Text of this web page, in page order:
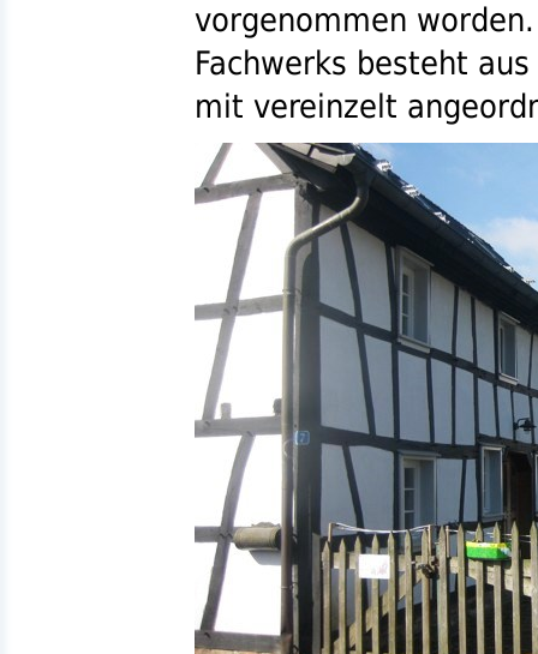
vorgenommen
Fachwerks besteht
mit vereinzelt